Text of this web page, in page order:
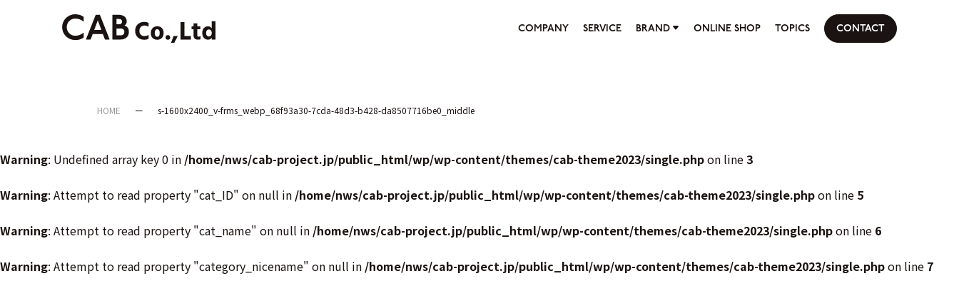
COMPANY SERVICE BRAND ONLINE SHOP TOPICS CONTACT
HOME s-1600x2400_v-frms_webp_68f93a30-7cda-48d3-b428-da8507716be0_middle
Warning: Undefined array key 0 in /home/nws/cab-project.jp/public_html/wp/wp-content/themes/cab-theme2023/single.phpon line3
Warning: Attempt to read property "cat_ID" on null in /home/nws/cab-project.jp/public_html/wp/wp-content/themes/cab-theme2023/single.phpon line 5
Warning: Attempt to read property "cat_name" on null in /home/nws/cab-project.jp/public_html/wp/wp-content/themes/cab-theme2023/single.phpon line 6
Warning: Attempt to read property "category_nicename" on null in /home/nws/cab-project.jp/public_html/wp/wp-content/themes/cab-theme2023/single.phpon line 7